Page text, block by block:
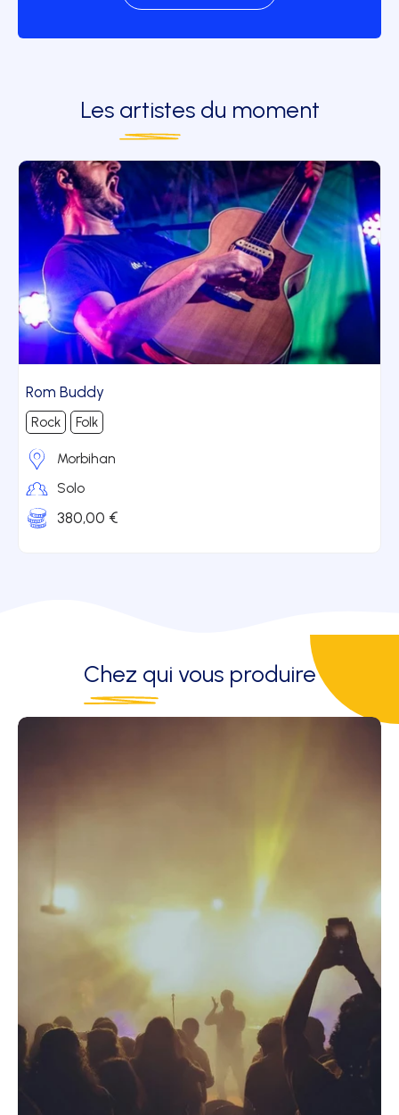
Les artistesdu moment
Rom Buddy
Rock Folk
Morbihan
Solo
380,00 €
Chez qui vous produire